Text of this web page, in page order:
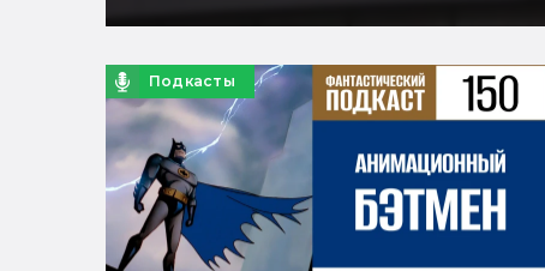
Подкасты